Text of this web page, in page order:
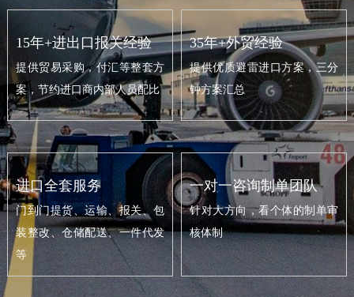
15年+进出口报关经验
提供贸易采购，付汇等整套方
案，节约进口商内部人员配比
35年+外贸经验
提供优质避雷进口方案，三分
钟方案汇总
进口全套服务
门到门提货、运输、报关、包
装整改、仓储配送、一件代发
等
一对一咨询制单团队
针对大方向，看个体的制单审
核体制